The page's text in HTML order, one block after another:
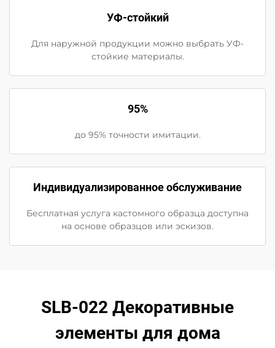
УФ-стойкий
Для наружной продукции можно выбрать УФ-
стойкие материалы.
95%
до 95% точности имитации.
Индивидуализированное обслуживание
Бесплатная услуга кастомного образца доступна
на основе образцов или эскизов.
SLB-022 Декоративные
элементы для дома